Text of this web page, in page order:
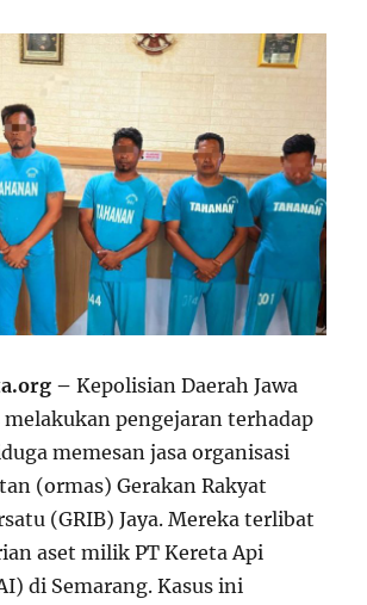
– Kepolisian Daerah Jawa
pengejaran terhadap
memesan jasa organisasi
(ormas) Gerakan Rakyat
(GRIB) Jaya. Mereka terlibat
aset milik PT Kereta Api
di Semarang. Kasus ini